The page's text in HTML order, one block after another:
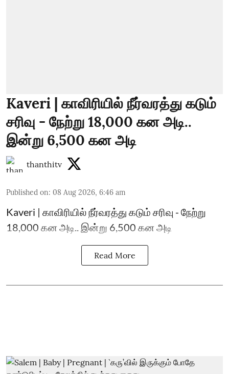
Kaveri | காவிரியில் நீர்வரத்து கடும்
சரிவு - நேற்று 18,000 கன அடி..
இன்று 6,500 கன அடி
thanthitv
Published on: 08 Aug 2026, 6:46 am
Kaveri | காவிரியில் நீர்வரத்து கடும் சரிவு - நேற்று
18,000 கன அடி.. இன்று 6,500 கன அடி
Read More